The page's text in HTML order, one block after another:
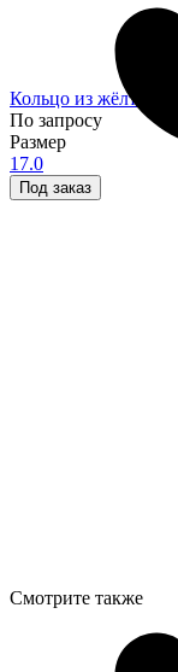
Кольцо из жёлтого
По запросу
Размер
17.0
Под заказ
Смотрите также